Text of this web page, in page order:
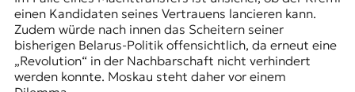
einen Kandidaten seines Vertrauens lancieren kann.
Zudem würde nach innen das Scheitern seiner
bisherigen Belarus-Politik offensichtlich, da erneut eine
„Revolution“ in der Nachbarschaft nicht verhindert
werden konnte. Moskau steht daher vor einem